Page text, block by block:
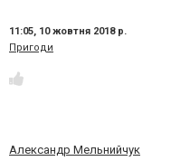
11:05, 10 жовтня 2018 р.
Пригоди
Александр Мельнийчук